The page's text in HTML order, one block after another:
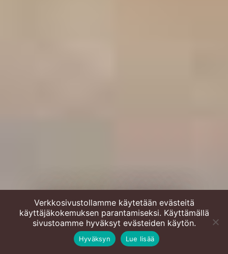
Mac and Cheese eli
Juustomakaroni
Verkkosivustollamme käytetään evästeitä
käyttäjäkokemuksen parantamiseksi. Käyttämällä
sivustoamme hyväksyt evästeiden käytön.
Hyväksyn Lue lisää